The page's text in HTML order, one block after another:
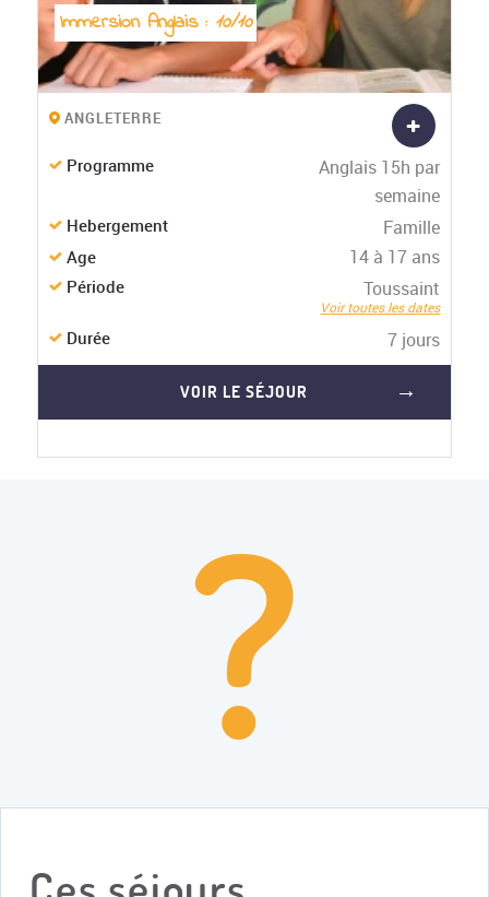
Immersion Anglais : 10/10
+
ANGLETERRE
Programme
Anglais 15h par
semaine
Hebergement Famille
Age 14 à 17 ans
Période Toussaint
Voir toutes les dates
Durée 7 jours
VOIR LE SÉJOUR
?